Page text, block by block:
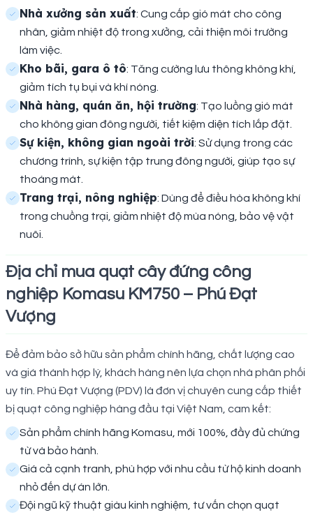
Nhà xưởng sản xuất: Cung cấp gió mát cho công
nhân, giảm nhiệt độ trong xưởng, cải thiện môi trường
làm việc.
Kho bãi, gara ô tô: Tăng cường lưu thông không khí,
giảm tích tụ bụi và khí nóng.
Nhà hàng, quán ăn, hội trường: Tạo luồng gió mát
cho không gian đông người, tiết kiệm diện tích lắp đặt.
Sự kiện, không gian ngoài trời: Sử dụng trong các
chương trình, sự kiện tập trung đông người, giúp tạo sự
thoáng mát.
Trang trại, nông nghiệp: Dùng để điều hòa không khí
trong chuồng trại, giảm nhiệt độ mùa nóng, bảo vệ vật
nuôi.
Địa chỉ mua quạt cây đứng công
nghiệp Komasu KM750 – Phú Đạt
Vượng
Để đảm bảo sở hữu sản phẩm chính hãng, chất lượng cao
và giá thành hợp lý, khách hàng nên lựa chọn nhà phân phối
uy tín. Phú Đạt Vượng (PDV) là đơn vị chuyên cung cấp thiết
bị quạt công nghiệp hàng đầu tại Việt Nam, cam kết:
Sản phẩm chính hãng Komasu, mới 100%, đầy đủ chứng
từ và bảo hành.
Giá cả cạnh tranh, phù hợp với nhu cầu từ hộ kinh doanh
nhỏ đến dự án lớn.
Đội ngũ kỹ thuật giàu kinh nghiệm, tư vấn chọn quạt